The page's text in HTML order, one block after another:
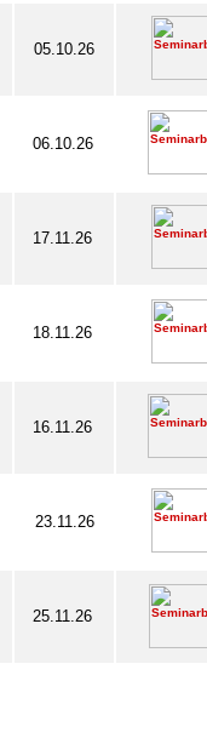
05.10.26
06.10.26
17.11.26
18.11.26
16.11.26
23.11.26
25.11.26